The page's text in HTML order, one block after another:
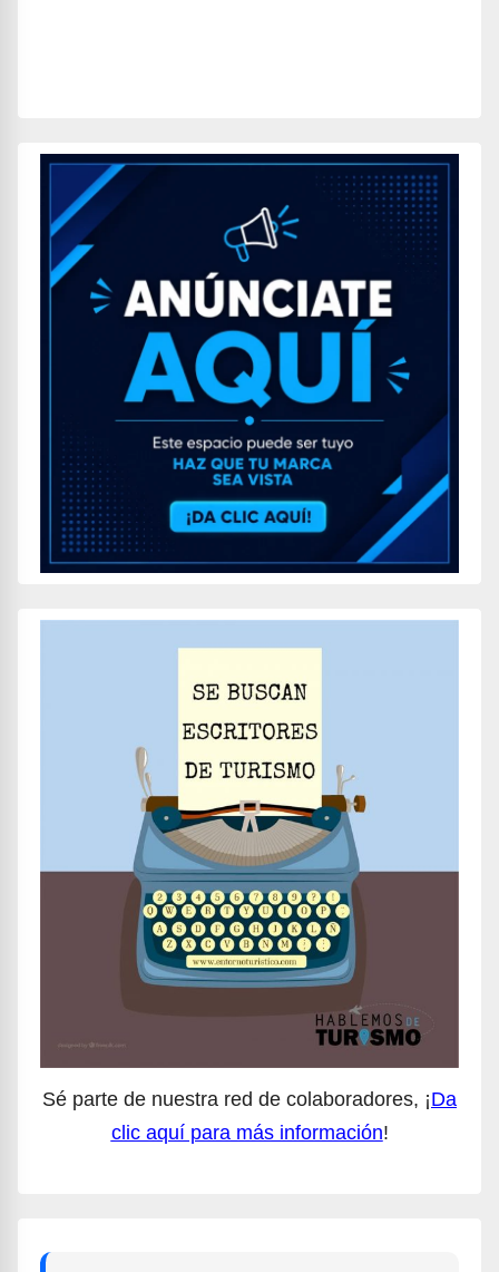
Sé parte de nuestra red de colaboradores, ¡Da
clic aquí para más información!